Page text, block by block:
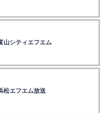
山シティエフエム
松エフエム放送